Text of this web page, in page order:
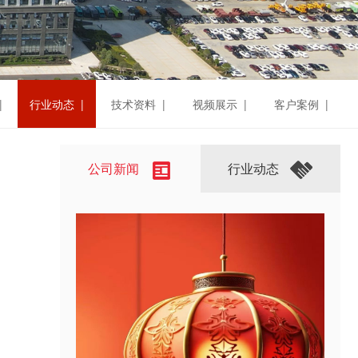
行业动态 | 技术资料 | 视频展示 | 客户案例 |
公司新闻 行业动态